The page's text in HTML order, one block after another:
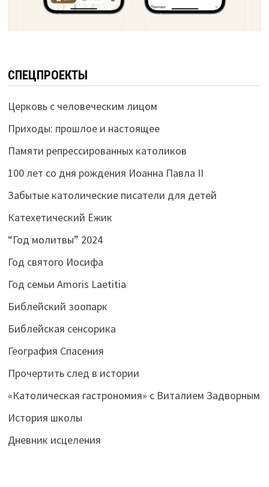
СПЕЦПРОЕКТЫ
Церковь с человеческим лицом
Приходы: прошлое и настоящее
Памяти репрессированных католиков
100 лет со дня рождения Иоанна Павла II
Забытые католические писатели для детей
Катехетический Ёжик
“Год молитвы” 2024
Год святого Иосифа
Год семьи Amoris Laetitia
Библейский зоопарк
Библейская сенсорика
География Спасения
Прочертить след в истории
«Католическая гастрономия» с Виталием Задворным
История школы
Дневник исцеления